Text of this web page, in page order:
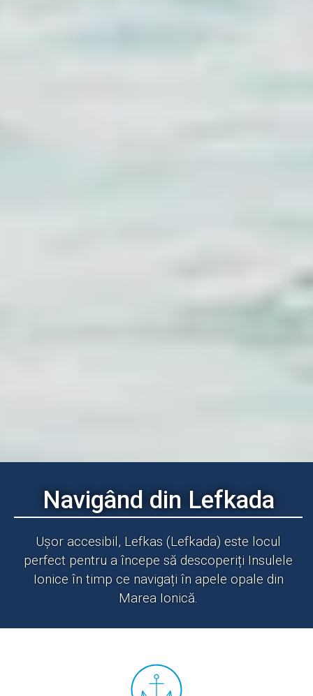
Navigând din Lefkada
Ușor accesibil, Lefkas (Lefkada) este locul
perfect pentru a începe să descoperiți Insulele
Ionice în timp ce navigați în apele opale din
Marea Ionică.